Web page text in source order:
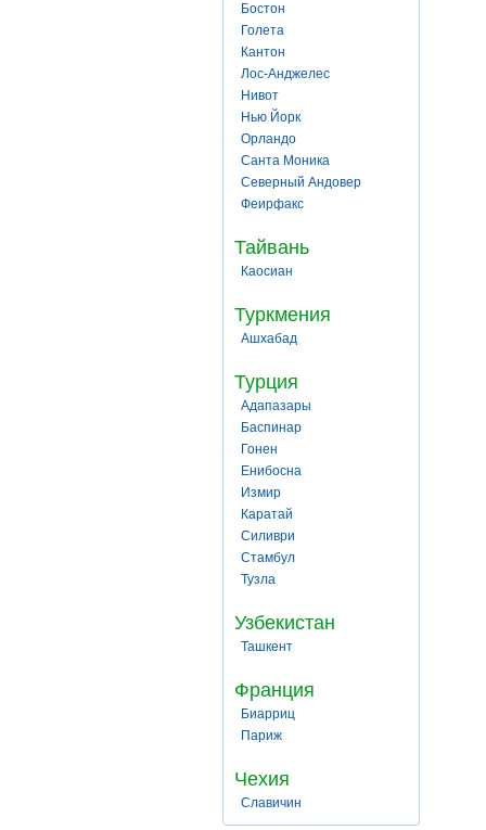
Бостон
Голета
Кантон
Лос-Анджелес
Нивот
Нью Йорк
Орландо
Санта Моника
Северный Андовер
Феирфакс
Тайвань
Каосиан
Туркмения
Ашхабад
Турция
Адапазары
Баспинар
Гонен
Енибосна
Измир
Каратай
Силиври
Стамбул
Тузла
Узбекистан
Ташкент
Франция
Биарриц
Париж
Чехия
Славичин